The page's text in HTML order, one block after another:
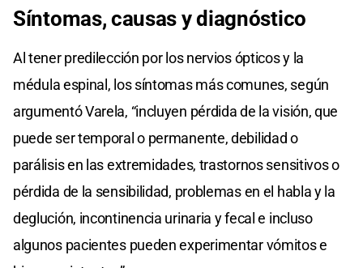
Síntomas, causas y diagnóstico
Al tener predilección por los nervios ópticos y la
médula espinal, los síntomas más comunes, según
argumentó Varela, “incluyen pérdida de la visión, que
puede ser temporal o permanente, debilidad o
parálisis en las extremidades, trastornos sensitivos o
pérdida de la sensibilidad, problemas en el habla y la
deglución, incontinencia urinaria y fecal e incluso
algunos pacientes pueden experimentar vómitos e